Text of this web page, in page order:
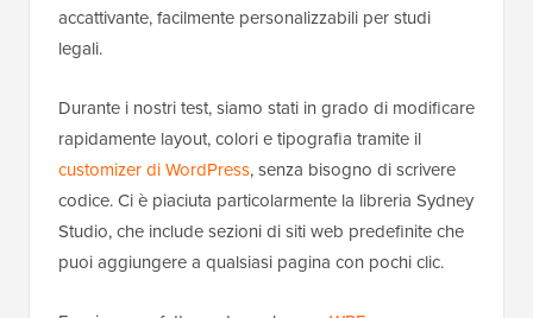
accattivante, facilmente personalizzabili per studi
legali.
Durante i nostri test, siamo stati in grado di modificare
rapidamente layout, colori e tipografia tramite il
customizer di WordPress, senza bisogno di scrivere
codice. Ci è piaciuta particolarmente la libreria Sydney
Studio, che include sezioni di siti web predefinite che
puoi aggiungere a qualsiasi pagina con pochi clic.